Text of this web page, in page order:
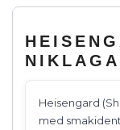
Heisengard
med